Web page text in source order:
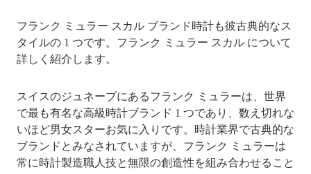
フランク ミュラー スカル ブランド時計も彼古典的なス
タイルの 1 つです。フランク ミュラー スカル について
詳しく紹介します。
スイスのジュネーブにあるフランク ミュラーは、世界
で最も有名な高級時計ブランド 1 つであり、数え切れな
いほど男女スターお気に入りです。時計業界で古典的な
ブランドとみなされていますが、フランク ミュラーは
常に時計製造職人技と無限の創造性を組み合わせること